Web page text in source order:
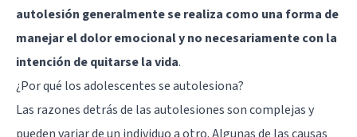
autolesión generalmente se realiza como una forma de
manejar el dolor emocional y no necesariamente con la
intención de quitarse la vida.
¿Por qué los adolescentes se autolesiona?
Las razones detrás de las autolesiones son complejas y